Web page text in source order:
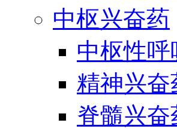
中枢兴奋药
中枢性
精神兴奋
脊髓兴奋